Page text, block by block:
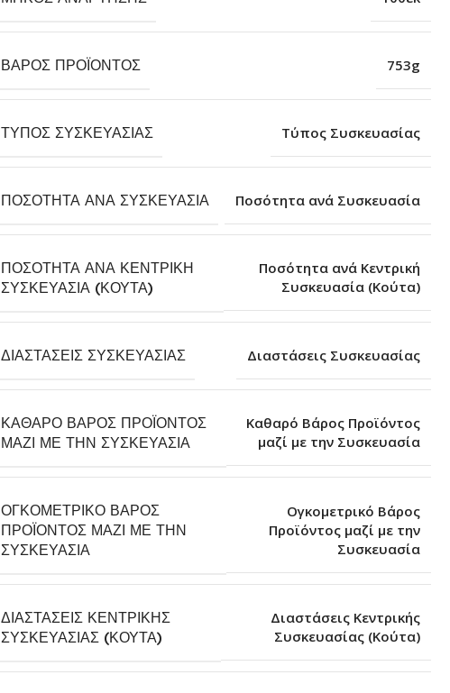
ΒΆΡΟΣ ΠΡΟΪΌΝΤΟΣ 753g
ΤΎΠΟΣ ΣΥΣΚΕΥΑΣΊΑΣ Τύπος Συσκευασίας
ΠΟΣΌΤΗΤΑ ΑΝΆ ΣΥΣΚΕΥΑΣΊΑ Ποσότητα ανά Συσκευασία
ΠΟΣΌΤΗΤΑ ΑΝΆ ΚΕΝΤΡΙΚΉ
ΣΥΣΚΕΥΑΣΊΑ (ΚΟΎΤΑ)
Ποσότητα ανά Κεντρική
Συσκευασία (Κούτα)
ΔΙΑΣΤΆΣΕΙΣ ΣΥΣΚΕΥΑΣΊΑΣ Διαστάσεις Συσκευασίας
ΚΑΘΑΡΌ ΒΆΡΟΣ ΠΡΟΪΌΝΤΟΣ
ΜΑΖΊ ΜΕ ΤΗΝ ΣΥΣΚΕΥΑΣΊΑ
Καθαρό Βάρος Προϊόντος
μαζί με την Συσκευασία
ΟΓΚΟΜΕΤΡΙΚΌ ΒΆΡΟΣ
ΠΡΟΪΌΝΤΟΣ ΜΑΖΊ ΜΕ ΤΗΝ
ΣΥΣΚΕΥΑΣΊΑ
Ογκομετρικό Βάρος
Προϊόντος μαζί με την
Συσκευασία
ΔΙΑΣΤΆΣΕΙΣ ΚΕΝΤΡΙΚΉΣ
ΣΥΣΚΕΥΑΣΊΑΣ (ΚΟΎΤΑ)
Διαστάσεις Κεντρικής
Συσκευασίας (Κούτα)